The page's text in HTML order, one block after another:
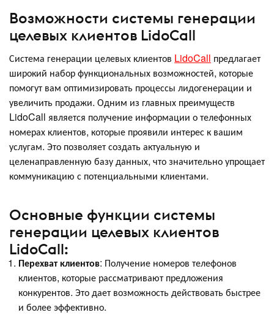
Возможности системы генерации
целевых клиентов LidoCall
Система генерации целевых клиентов LidoCall предлагает
широкий набор функциональных возможностей, которые
помогут вам оптимизировать процессы лидогенерации и
увеличить продажи. Одним из главных преимуществ
LidoCall является получение информации о телефонных
номерах клиентов, которые проявили интерес к вашим
услугам. Это позволяет создать актуальную и
целенаправленную базу данных, что значительно упрощает
коммуникацию с потенциальными клиентами.
Основные функции системы
генерации целевых клиентов
LidoCall:
Перехват клиентов: Получение номеров телефонов
клиентов, которые рассматривают предложения
конкурентов. Это дает возможность действовать быстрее
и более эффективно.